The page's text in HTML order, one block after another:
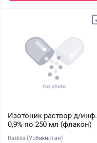
Изотоник раствор д/инф.
0,9% по 250 мл (флакон)
Radiks (Узбекистан)